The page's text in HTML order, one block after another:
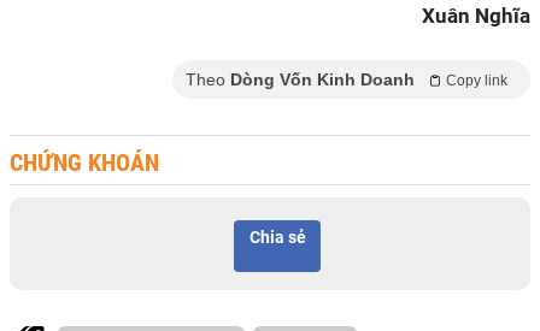
Xuân Nghĩa
Theo Dòng Vốn Kinh Doanh Copy link
CHỨNG KHOÁN
Chia sẻ